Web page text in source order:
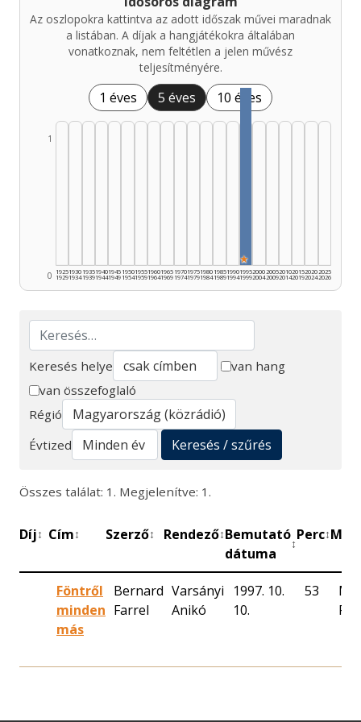
Az oszlopokra kattintva az adott időszak művei maradnak
a listában. A díjak a hangjátékokra általában
vonatkoznak, nem feltétlen a jelen művész
teljesítményére.
1 éves 5 éves 10 éves
0
1
1925
1929
1930
1934
1935
1939
1940
1944
1945
1949
1950
1954
1955
1959
1960
1964
1965
1969
1970
1974
1975
1979
1980
1984
1985
1989
1990
1994
★
1995
1999
2000
2004
2005
2009
2010
2014
2015
2019
2020
2024
2025
2026
Keresés
Keresés helye
van hang
van összefoglaló
Régió
Évtized
Keresés / szűrés
Összes találat: 1. Megjelenítve: 1.
Díj↕ Cím↕ Szerző↕ Rendező↕Bemutató
dátuma
↕
Perc↕
Föntről
minden
más
Bernard
Farrel
Varsányi
Anikó
1997. 10.
10.
53